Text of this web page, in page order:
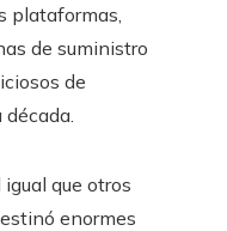
plataformas,
de suministro
de
que otros
enormes